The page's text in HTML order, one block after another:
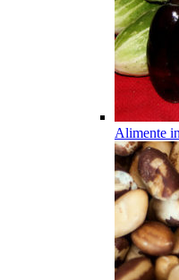
Alimente